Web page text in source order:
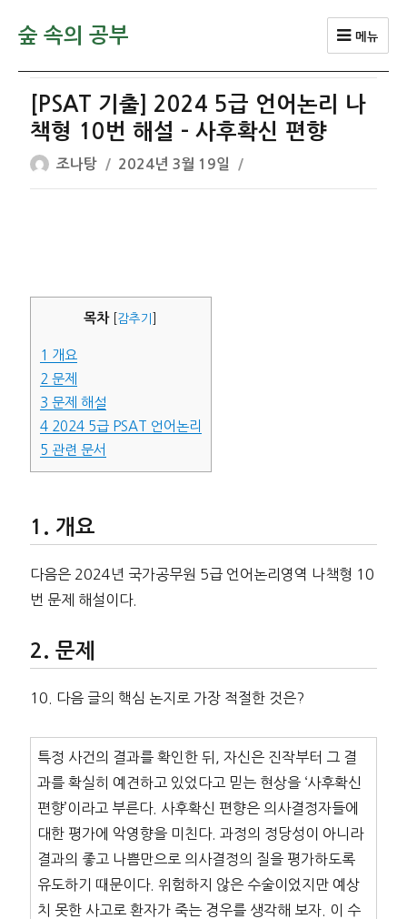
숲 속의 공부 메뉴
[PSAT 기출] 2024 5급 언어논리 나
책형 10번 해설 – 사후확신 편향
글
쓴
조나탕
작
성
2024년 3월 19일
목차 감추기
1 개요
2 문제
3 문제 해설
42024 5급 PSAT 언어논리
5 관련 문서
개요
다음은 2024년 국가공무원 5급 언어논리영역 나책형 10
번 문제 해설이다.
문제
10. 다음 글의 핵심 논지로 가장 적절한 것은?
특정 사건의 결과를 확인한 뒤, 자신은 진작부터 그 결
과를 확실히 예견하고 있었다고 믿는 현상을 ‘사후확신
편향’이라고 부른다. 사후확신 편향은 의사결정자들에
대한 평가에 악영향을 미친다. 과정의 정당성이 아니라
결과의 좋고 나쁨만으로 의사결정의 질을 평가하도록
유도하기 때문이다. 위험하지 않은 수술이었지만 예상
치 못한 사고로 환자가 죽는 경우를 생각해 보자. 이 수